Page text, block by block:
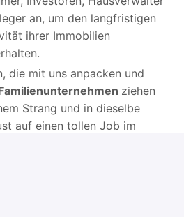
an, um den langfristigen
ihrer Immobilien
die mit uns anpacken und
ziehen
Strang und in dieselbe
auf einen tollen Job im